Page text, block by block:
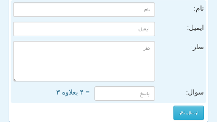
نام:
ایمیل:
نظر:
سوال: = ۴ بعلاوه ۳